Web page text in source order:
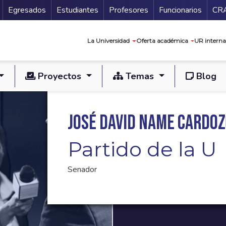
Secundario
Egresados Estudiantes Profesores Funcionarios
La Universidad Oferta académica UR
Proyectos Temas Blog
José David Name
Partido de la U
Senador